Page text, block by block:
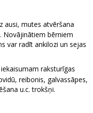
ausi, mutes atvēršana
Novājinātiem bērniem
var radīt ankilozi un sejas
raksturīgas
reibonis, galvassāpes,
u.c. trokšņi.